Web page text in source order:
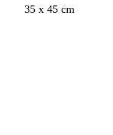
35 x 45 cm